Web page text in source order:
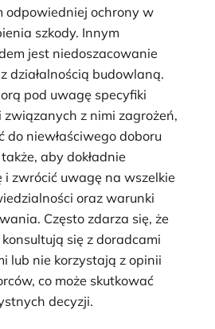
odpowiedniej ochrony w
szkody. Innym
jest niedoszacowanie
działalnością budowlaną.
pod uwagę specyfiki
z nimi zagrożeń,
do niewłaściwego doboru
aby dokładnie
i zwrócić uwagę na wszelkie
oraz warunki
Często zdarza się, że
się z doradcami
lub nie korzystają z opinii
co może skutkować
decyzji.